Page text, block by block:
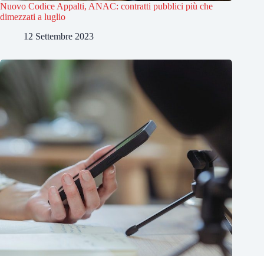
Nuovo Codice Appalti, ANAC: contratti pubblici più che
dimezzati a luglio
12 Settembre 2023